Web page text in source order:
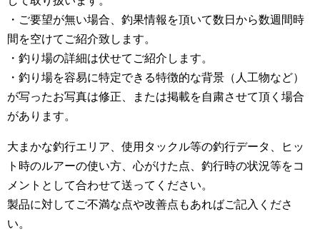
・ご要望が無い場合、釣果情報を頂いて数日から数週間時
間を空けてご紹介致します。
・釣り場の詳細は伏せてご紹介します。
・釣り場を容易に特定できる特徴的な背景（人工物など）
が写ったお写真は修正、または掲載を自粛させて頂く場合
があります。
大まかな釣行エリア、使用タックル等の釣行データ、ヒッ
ト時のルアーの使い方、心がけた点、釣行時の状況等をコ
メントとして合わせて送ってください。
製品に対してご不満な点や改善点もあればご記入くださ
い。